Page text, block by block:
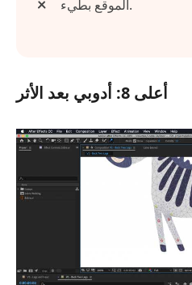
الموقع بطيء.
أعلى 8: أدوبي بعد الأثر